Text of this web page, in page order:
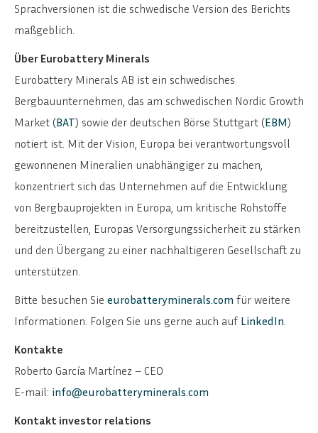
Sprachversionen ist die schwedische Version des Berichts
maßgeblich.
Über Eurobattery Minerals
Eurobattery Minerals AB ist ein schwedisches
Bergbauunternehmen, das am schwedischen Nordic Growth
Market (BAT) sowie der deutschen Börse Stuttgart (EBM)
notiert ist. Mit der Vision, Europa bei verantwortungsvoll
gewonnenen Mineralien unabhängiger zu machen,
konzentriert sich das Unternehmen auf die Entwicklung
von Bergbauprojekten in Europa, um kritische Rohstoffe
bereitzustellen, Europas Versorgungssicherheit zu stärken
und den Übergang zu einer nachhaltigeren Gesellschaft zu
unterstützen.
Bitte besuchen Sie eurobatteryminerals.com für weitere
Informationen. Folgen Sie uns gerne auch auf LinkedIn
Kontakte
Roberto García Martínez – CEO
E-mail: info@eurobatteryminerals.com
Kontakt investor relations